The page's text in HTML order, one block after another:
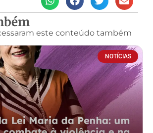
este conteúdo também
NOTÍCIAS